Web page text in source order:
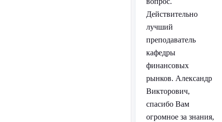
Действительно
лучший
преподаватель
кафедры
финансовых
рынков. Александр
Викторович,
спасибо Вам
огромное за знания,